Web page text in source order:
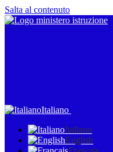
Salta al contenuto
Italiano
Italiano
English